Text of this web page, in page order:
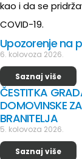
kao i da se
COVID-19.
Upozorenje na
6. kolovoza 2026.
Saznaj više
ČESTITKA
DOMOVINSKE
BRANITELJA
5. kolovoza 2026.
Saznaj više